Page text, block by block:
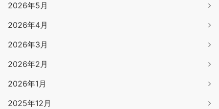
2026年5月
2026年4月
2026年3月
2026年2月
2026年1月
2025年12月